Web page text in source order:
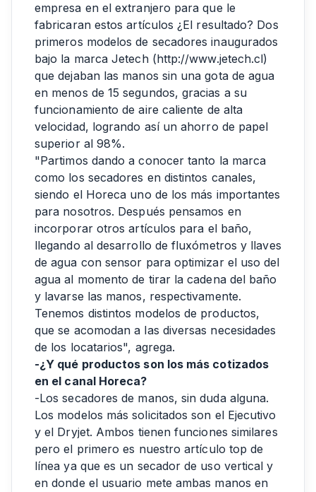
empresa en el extranjero para que le
fabricaran estos artículos ¿El resultado? Dos
primeros modelos de secadores inaugurados
bajo la marca Jetech (http://www.jetech.cl)
que dejaban las manos sin una gota de agua
en menos de 15 segundos, gracias a su
funcionamiento de aire caliente de alta
velocidad, logrando así un ahorro de papel
superior al 98%.
"Partimos dando a conocer tanto la marca
como los secadores en distintos canales,
siendo el Horeca uno de los más importantes
para nosotros. Después pensamos en
incorporar otros artículos para el baño,
llegando al desarrollo de fluxómetros y llaves
de agua con sensor para optimizar el uso del
agua al momento de tirar la cadena del baño
y lavarse las manos, respectivamente.
Tenemos distintos modelos de productos,
que se acomodan a las diversas necesidades
de los locatarios", agrega.
-¿Y qué productos son los más cotizados
en el canal Horeca?
-Los secadores de manos, sin duda alguna.
Los modelos más solicitados son el Ejecutivo
y el Dryjet. Ambos tienen funciones similares
pero el primero es nuestro artículo top de
línea ya que es un secador de uso vertical y
en donde el usuario mete ambas manos en